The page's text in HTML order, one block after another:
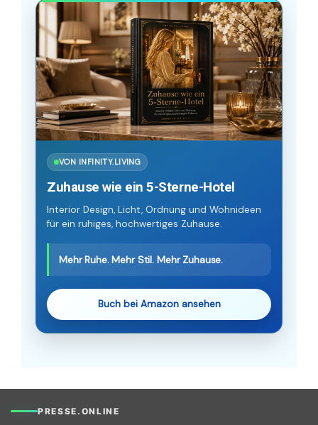
VON INFINITY.LIVING
Zuhause wie ein 5-Sterne-Hotel
Interior Design, Licht, Ordnung und Wohnideen
für ein ruhiges, hochwertiges Zuhause.
Mehr Ruhe. Mehr Stil. Mehr Zuhause.
Buch bei Amazon ansehen
PRESSE.ONLINE